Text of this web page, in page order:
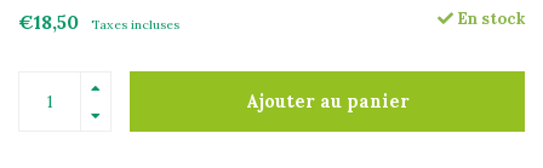
€18,50 Taxes incluses En stock
Ajouter au panier